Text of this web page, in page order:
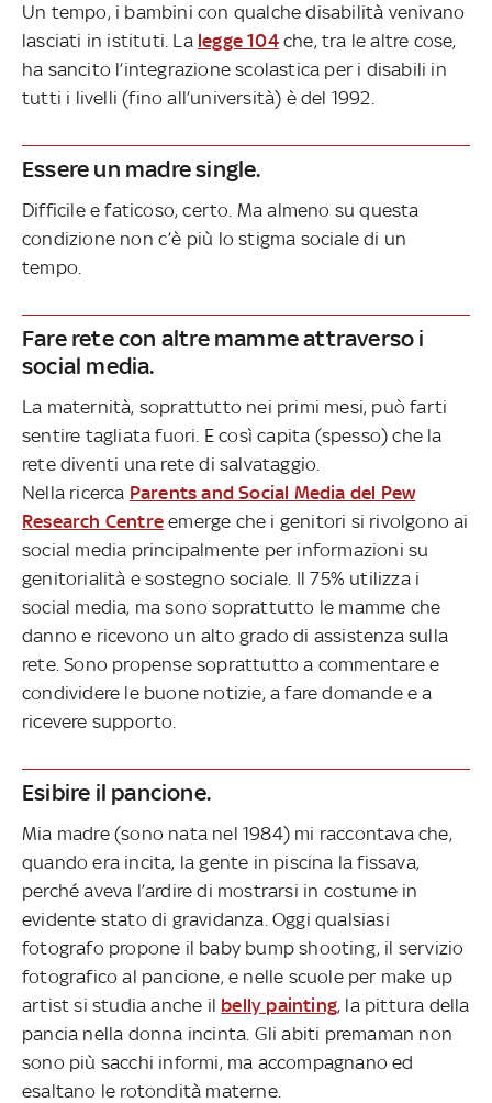
Un tempo, i bambini con qualche disabilità venivano
lasciati in istituti. La legge 104che, tra le altre cose,
ha sancito l’integrazione scolastica per i disabili in
tutti i livelli (fino all’università) è del 1992.
Essere un madre single.
Difficile e faticoso, certo. Ma almeno su questa
condizione non c’è più lo stigma sociale di un
tempo.
Fare rete con altre mamme attraverso i
social media.
La maternità, soprattutto nei primi mesi, può farti
sentire tagliata fuori. E così capita (spesso) che la
rete diventi una rete di salvataggio.
Nella ricerca Parents and Social Media del Pew
Research Centre emerge che i genitori si rivolgono ai
social media principalmente per informazioni su
genitorialità e sostegno sociale. Il 75% utilizza i
social media, ma sono soprattutto le mamme che
danno e ricevono un alto grado di assistenza sulla
rete. Sono propense soprattutto a commentare e
condividere le buone notizie, a fare domande e a
ricevere supporto.
Esibire il pancione.
Mia madre (sono nata nel 1984) mi raccontava che,
quando era incita, la gente in piscina la fissava,
perché aveva l’ardire di mostrarsi in costume in
evidente stato di gravidanza. Oggi qualsiasi
fotografo propone il baby bump shooting, il servizio
fotografico al pancione, e nelle scuole per make up
artist si studia anche il belly painting, la pittura della
pancia nella donna incinta. Gli abiti premaman non
sono più sacchi informi, ma accompagnano ed
esaltano le rotondità materne.